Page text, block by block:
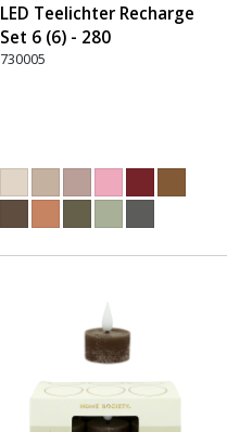
LED Teelichter Recharge
Set 6 (6) - 280
Burgunderrot
730005